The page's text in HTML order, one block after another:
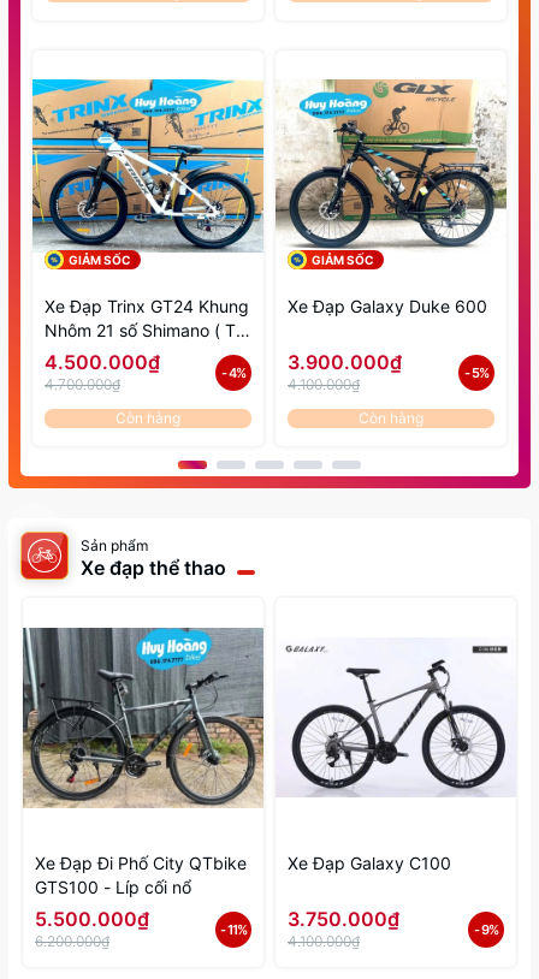
GIẢM SỐC
Xe Đạp Trinx GT24 Khung
Nhôm 21 số Shimano ( Từ
9 đến 15 tuổi )
4.500.000₫
4.700.000₫
- 4%
Còn hàng
GIẢM SỐC
Xe Đạp Galaxy Duke 600
3.900.000₫
4.100.000₫
- 5%
Còn hàng
Sản phẩm
Xe đạp thể thao
Xe Đạp Đi Phố City QTbike
GTS100 - Líp cối nổ
5.500.000₫
6.200.000₫
- 11%
Xe Đạp Galaxy C100
3.750.000₫
4.100.000₫
- 9%